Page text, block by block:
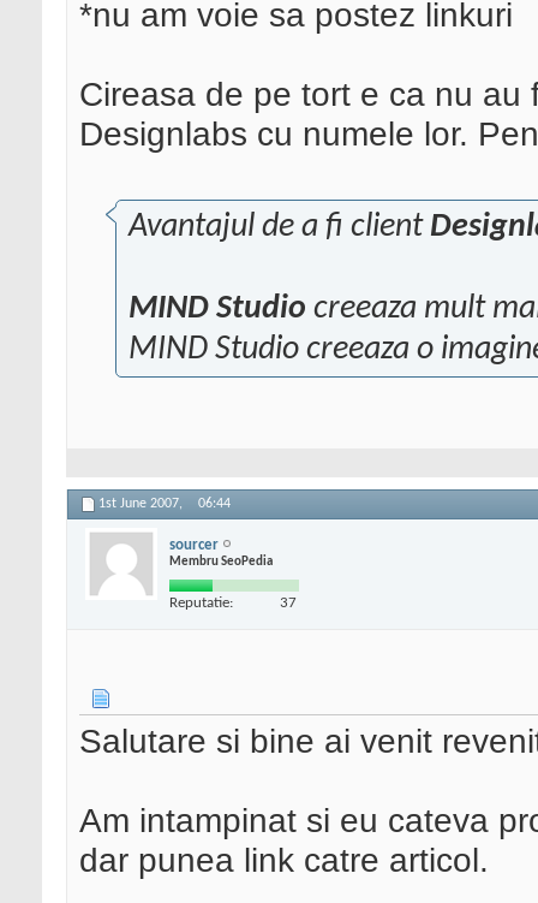
*nu am voie sa postez linkuri
Cireasa de pe tort e ca nu au
Designlabs cu numele lor.
Avantajul de a fi client
MIND Studio creeaza mult
MIND Studio creeaza o
1st June 2007, 06:44
sourcer
Membru SeoPedia
Reputatie: 37
Salutare si bine ai venit
Am intampinat si eu cateva
dar punea link catre articol.